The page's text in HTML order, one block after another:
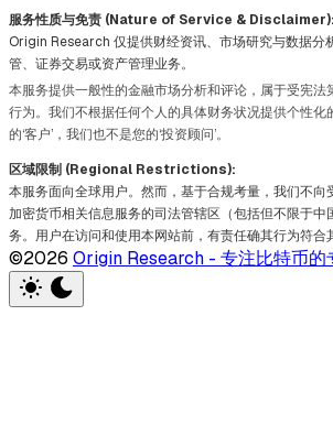
服务性质与免责 (Nature of Service & Disclaimer):
Origin Research 仅提供财经资讯、市场研究与数据分
管、证券交易或资产管理业务。
本服务提供一般性的金融市场分析和评论，属于受宪法
行为。我们不根据任何个人的具体财务状况提供个性化
的‘客户’，我们也不是您的‘投资顾问’。
区域限制 (Regional Restrictions):
本服务面向全球用户。然而，基于合规考量，我们不向
加密货币相关信息服务的司法管辖区（包括但不限于中
务。用户在访问和使用本网站前，有责任确其行为符合
©2026 Origin Research - 专注比特币的